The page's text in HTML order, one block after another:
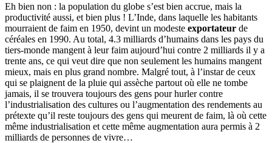
Eh bien non : la population du globe s’est bien accrue, mais la
productivité aussi, et bien plus ! L’Inde, dans laquelle les habitants
mourraient de faim en 1950, devint un modeste exportateur de
céréales en 1990. Au total, 4.3 milliards d’humains dans les pays du
tiers-monde mangent à leur faim aujourd’hui contre 2 milliards il y a
trente ans, ce qui veut dire que non seulement les humains mangent
mieux, mais en plus grand nombre. Malgré tout, à l’instar de ceux
qui se plaignent de la pluie qui assèche partout où elle ne tombe
jamais, il se trouvera toujours des gens pour hurler contre
l’industrialisation des cultures ou l’augmentation des rendements au
prétexte qu’il reste toujours des gens qui meurent de faim, là où cette
même industrialisation et cette même augmentation aura permis à 2
milliards de personnes de vivre…